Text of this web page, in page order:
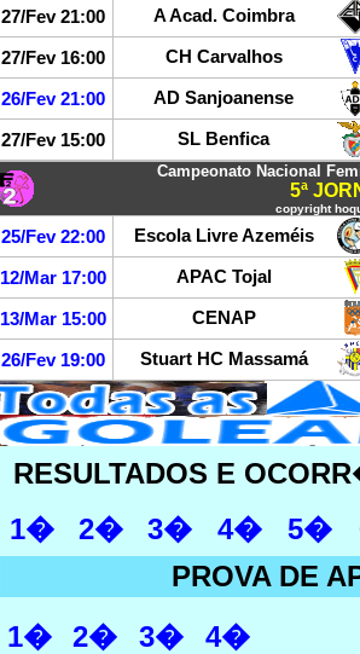
27/Fev 21:00 A Acad. Coimbra
27/Fev 16:00 CH Carvalhos
26/Fev 21:00 AD Sanjoanense
27/Fev 15:00 SL Benfica
Campeonato Nacional
5ª
copyright
25/Fev 22:00 Escola Livre Azeméis
12/Mar 17:00 APAC Tojal
13/Mar 15:00 CENAP
26/Fev 19:00 Stuart HC Massamá
RESULTADOS E
1�
2� 3� 4� 5�
PROVA DE
1�
2� 3� 4�